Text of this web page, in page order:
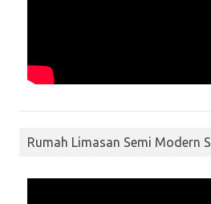
Rumah Limasan Semi Modern